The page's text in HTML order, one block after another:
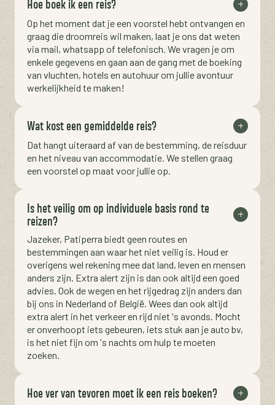
Hoe boek ik een reis?
Op het moment dat je een voorstel hebt ontvangen en
graag die droomreis wil maken, laat je ons dat weten
via mail, whatsapp of telefonisch. We vragen je om
enkele gegevens en gaan aan de gang met de boeking
van vluchten, hotels en autohuur om jullie avontuur
werkelijkheid te maken!
Wat kost een gemiddelde reis?
Dat hangt uiteraard af van de bestemming, de reisduur
en het niveau van accommodatie. We stellen graag
een voorstel op maat voor jullie op.
Is het veilig om op individuele basis rond te
reizen?
Jazeker, Patiperra biedt geen routes en
bestemmingen aan waar het niet veilig is. Houd er
overigens wel rekening mee dat land, leven en mensen
anders zijn. Extra alert zijn is dan ook altijd een goed
advies. Ook de wegen en het rijgedrag zijn anders dan
bij ons in Nederland of België. Wees dan ook altijd
extra alert in het verkeer en rijd niet 's avonds. Mocht
er onverhoopt iets gebeuren, iets stuk aan je auto bv,
is het niet fijn om 's nachts om hulp te moeten
zoeken.
Hoe ver van tevoren moet ik een reis boeken?